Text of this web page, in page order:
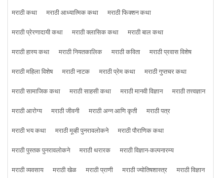
मराठी कथा मराठी आध्यात्मिक कथा
मराठी फिक्शन कथा
मराठी प्रेरणादायी कथा
मराठी क्लासिक कथा
मराठी बाल कथा
मराठी हास्य कथा
मराठी नियतकालिक मराठी कविता
मराठी प्रवास विशेष
मराठी महिला विशेष
मराठी नाटक मराठी प्रेम कथा
मराठी गुप्तचर कथा
मराठी सामाजिक कथा
मराठी साहसी कथा मराठी मानवी विज्ञान
मराठी तत्त्वज्ञान
मराठी आरोग्य
मराठी जीवनी मराठी अन्न आणि कृती
मराठी पत्र
मराठी भय कथा
मराठी मूव्ही पुनरावलोकने
मराठी पौराणिक कथा
मराठी पुस्तक पुनरावलोकने
मराठी थरारक
मराठी विज्ञान-कल्पनारम्य
मराठी व्यवसाय
मराठी खेळ मराठी प्राणी मराठी ज्योतिषशास्त्र
मराठी विज्ञान